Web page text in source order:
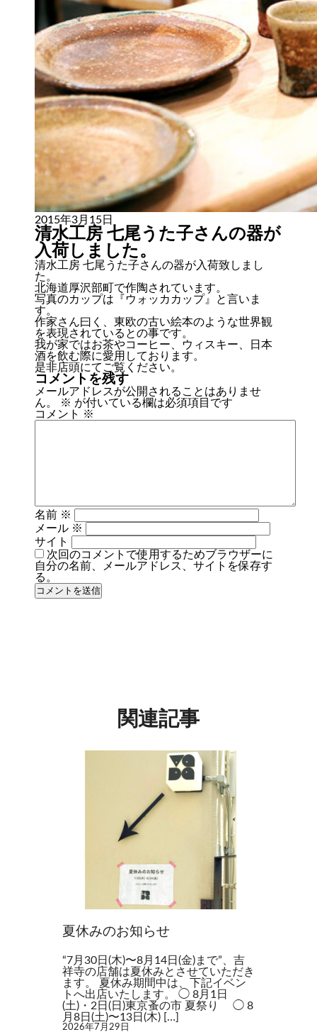
2015年3月15日
清水工房 七尾うた子さんの器が
入荷しました。
清水工房 七尾うた子さんの器が入荷致しまし
た。
北海道厚沢部町で作陶されています。
写真のカップは『ウォッカカップ』と言いま
す。
作家さん曰く、東欧の古い絵本のような世界観
を表現されているとの事です。
我が家ではお茶やコーヒー、ウィスキー、日本
酒を飲む際に愛用しております。
是非店頭にてご覧ください。
コメントを残す
メールアドレスが公開されることはありませ
ん。
※ が付いている欄は必須項目です
コメント
※
名前 ※
メール ※
サイト
次回のコメントで使用するためブラウザーに
自分の名前、メールアドレス、サイトを保存す
る。
関連記事
夏休みのお知らせ
“7月30日(木)〜8月14日(金)まで”、吉
祥寺の店舗は夏休みとさせていただき
ます。 夏休み期間中は、下記イベン
トへ出店いたします。 ◯ 8月1日
(土)・2日(日)東京蚤の市 夏祭り ◯ 8
月8日(土)〜13日(木) […]
2026年7月29日